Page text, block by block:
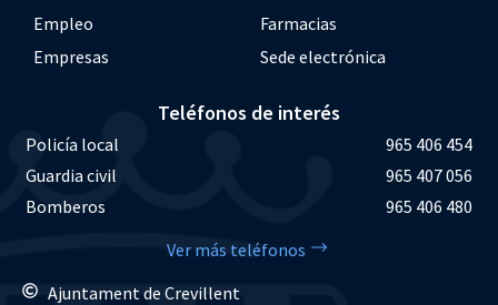
Empleo
Farmacias
Empresas
Sede electrónica
Teléfonos de interés
Policía local
965 406 454
Guardia civil
965 407 056
Bomberos
965 406 480
Ver más teléfonos
Ajuntament de Crevillent